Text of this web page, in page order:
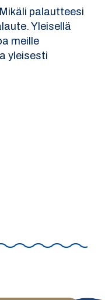
palautteesi
Yleisellä
meille
yleisesti